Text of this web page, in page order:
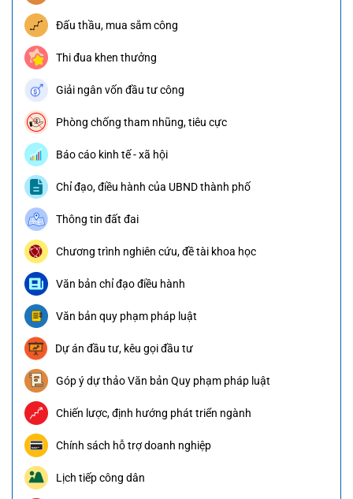
Đấu thầu, mua sắm công
Thi đua khen thưởng
Giải ngân vốn đầu tư công
Phòng chống tham nhũng, tiêu cực
Báo cáo kinh tế - xã hội
Chỉ đạo, điều hành của UBND thành phố
Thông tin đất đai
Chương trình nghiên cứu, đề tài khoa học
Văn bản chỉ đạo điều hành
Văn bản quy phạm pháp luật
Dự án đầu tư, kêu gọi đầu tư
Góp ý dự thảo Văn bản Quy phạm pháp luật
Chiến lược, định hướng phát triển ngành
Chính sách hỗ trợ doanh nghiệp
Lịch tiếp công dân